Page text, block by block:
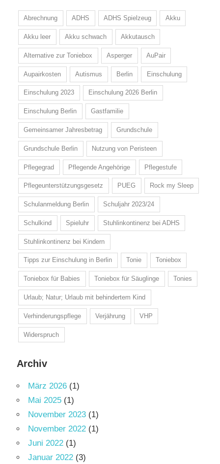
Abrechnung ADHS ADHS Spielzeug Akku
Akku leer Akku schwach Akkutausch
Alternative zur Toniebox Asperger AuPair
Aupairkosten Autismus Berlin Einschulung
Einschulung 2023 Einschulung 2026 Berlin
Einschulung Berlin Gastfamilie
Gemeinsamer Jahresbetrag Grundschule
Grundschule Berlin Nutzung von Peristeen
Pflegegrad Pflegende Angehörige Pflegestufe
Pflegeunterstützungsgesetz PUEG Rock my Sleep
Schulanmeldung Berlin Schuljahr 2023/24
Schulkind Spieluhr Stuhlinkontinenz bei ADHS
Stuhlinkontinenz bei Kindern
Tipps zur Einschulung in Berlin Tonie Toniebox
Toniebox für Babies Toniebox für Säuglinge Tonies
Urlaub; Natur; Urlaub mit behindertem Kind
Verhinderungspflege Verjährung VHP
Widerspruch
Archiv
März 2026 (1)
Mai 2025 (1)
November 2023 (1)
November 2022 (1)
Juni 2022 (1)
Januar 2022 (3)